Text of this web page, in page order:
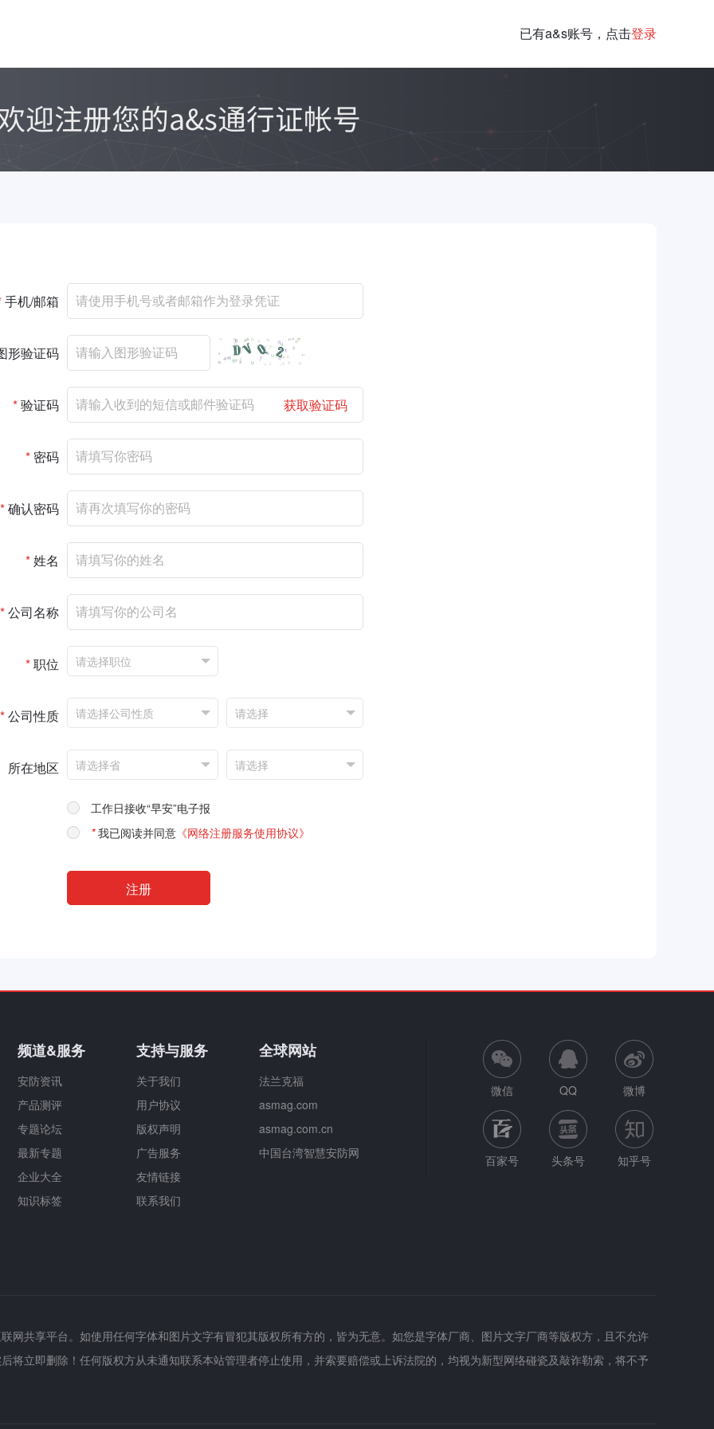
已有a&s账号，点击登录
手机/邮箱
形验证码
*验证码 获取验证码
* 密码
*确认密码
*姓名
*公司名称
*职位
*公司性质
所在地区
工作日接收“早安”电子报
*我已阅读并同意 《网络注册服务使用协议》
频道&服务
安防资讯
产品测评
专题论坛
最新专题
企业大全
知识标签
支持与服务
关于我们
用户协议
版权声明
广告服务
友情链接
联系我们
全球网站
法兰克福
asmag.com
asmag.com.cn
中国台湾智慧安防网
微信 QQ 微博
百家号 头条号 知乎号
网共享平台。如使用任何字体和图片文字有冒犯其版权所有方的，皆为无意。如您是字体厂商、图片文字厂商等版权方，且不允许
将立即删除！任何版权方从未通知联系本站管理者停止使用，并索要赔偿或上诉法院的，均视为新型网络碰瓷及敲诈勒索，将不予